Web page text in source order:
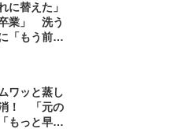
に替えた」
卒業」 洗う
「もう前の
ワッと蒸し
！ 「元の
もっと早く